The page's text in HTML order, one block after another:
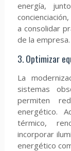
energía,
a consolidar
de la empresa.
3. Optimizar
La
sistemas
permiten
energético.
térmico,
incorporar
energético